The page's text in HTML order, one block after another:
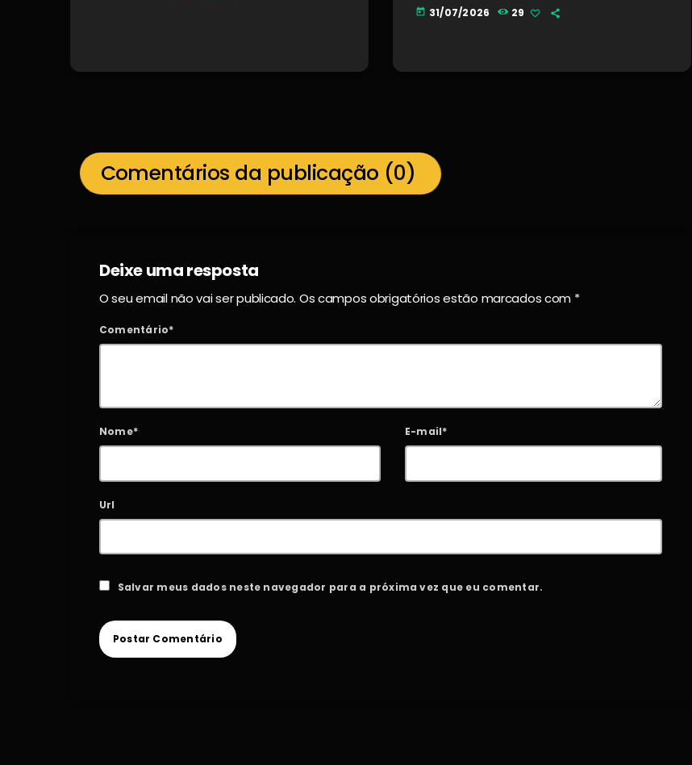
today 31/07/2026 29
Comentários da publicação (0)
Deixe uma resposta
O seu email não vai ser publicado. Os campos obrigatórios estão marcados com *
Comentário*
Nome* E-mail*
Url
Salvar meus dados neste navegador para a próxima vez que eu comentar.